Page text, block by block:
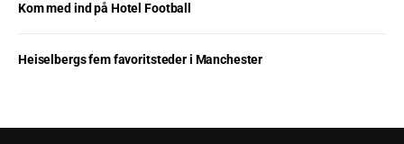
Kom med ind på Hotel Football
Heiselbergs fem favoritsteder i Manchester